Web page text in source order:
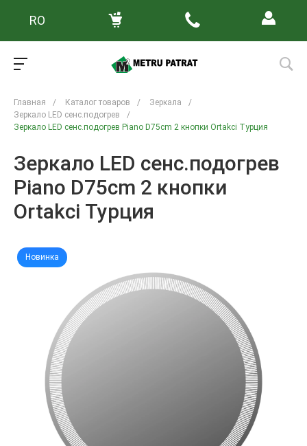
RO
Главная / Каталог товаров / Зеркала
/
Зеркало LED сенс.подогрев
/
Зеркало LED сенс.подогрев Piano D75cm 2 кнопки Ortakci Турция
Зеркало LED сенс.подогрев
Piano D75cm 2 кнопки
Ortakci Турция
Новинка